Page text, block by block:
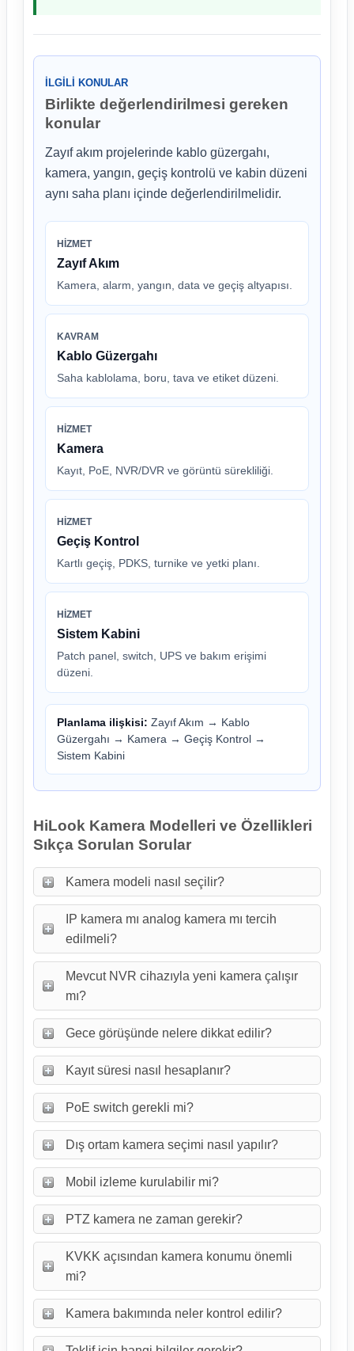
İLGILI KONULAR
Birlikte değerlendirilmesi gereken
konular
Zayıf akım projelerinde kablo güzergahı,
kamera, yangın, geçiş kontrolü ve kabin düzeni
aynı saha planı içinde değerlendirilmelidir.
HIZMET
Zayıf Akım
Kamera, alarm, yangın, data ve geçiş altyapısı.
KAVRAM
Kablo Güzergahı
Saha kablolama, boru, tava ve etiket düzeni.
HIZMET
Kamera
Kayıt, PoE, NVR/DVR ve görüntü sürekliliği.
HIZMET
Geçiş Kontrol
Kartlı geçiş, PDKS, turnike ve yetki planı.
HIZMET
Sistem Kabini
Patch panel, switch, UPS ve bakım erişimi
düzeni.
Planlama ilişkisi: Zayıf Akım → Kablo
Güzergahı → Kamera → Geçiş Kontrol →
Sistem Kabini
HiLook Kamera Modelleri ve Özellikleri
Sıkça Sorulan Sorular
Kamera modeli nasıl seçilir?
IP kamera mı analog kamera mı tercih
edilmeli?
Mevcut NVR cihazıyla yeni kamera çalışır
mı?
Gece görüşünde nelere dikkat edilir?
Kayıt süresi nasıl hesaplanır?
PoE switch gerekli mi?
Dış ortam kamera seçimi nasıl yapılır?
Mobil izleme kurulabilir mi?
PTZ kamera ne zaman gerekir?
KVKK açısından kamera konumu önemli
mi?
Kamera bakımında neler kontrol edilir?